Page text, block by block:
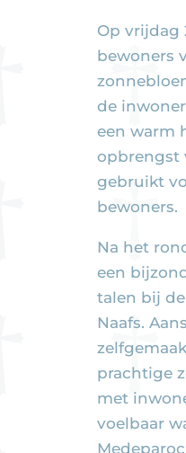
Op vrijdag
bewoners
de
een warm
opbrengst
gebruikt
bewoners.
Na het
een
talen bij
Naafs.
prachtige
met
voelbaar